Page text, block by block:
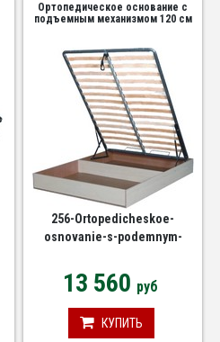
Ортопедическое основание с
подъемным механизмом 120 см
256-Ortopedicheskoe-
osnovanie-s-podemnym-
13 560 руб
КУПИТЬ